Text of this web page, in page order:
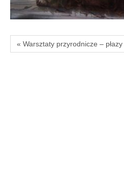
« Warsztaty przyrodnicze – płazy